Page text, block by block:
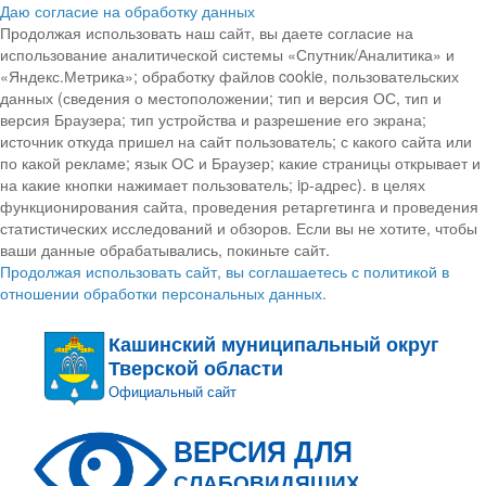
Даю согласие на обработку данных
Продолжая использовать наш сайт, вы даете согласие на
использование аналитической системы «Спутник/Аналитика» и
«Яндекс.Метрика»; обработку файлов cookie, пользовательских
данных (сведения о местоположении; тип и версия ОС, тип и
версия Браузера; тип устройства и разрешение его экрана;
источник откуда пришел на сайт пользователь; с какого сайта или
по какой рекламе; язык ОС и Браузер; какие страницы открывает и
на какие кнопки нажимает пользователь; ip-адрес). в целях
функционирования сайта, проведения ретаргетинга и проведения
статистических исследований и обзоров. Если вы не хотите, чтобы
ваши данные обрабатывались, покиньте сайт.
Продолжая использовать сайт, вы соглашаетесь с политикой в
отношении обработки персональных данных.